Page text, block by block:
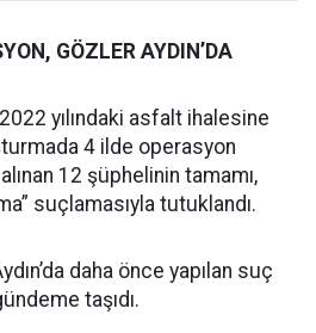
GÖZLER AYDIN’DA
yılındaki asfalt ihalesine
4 ilde operasyon
12 şüphelinin tamamı,
suçlamasıyla tutuklandı.
daha önce yapılan suç
taşıdı.